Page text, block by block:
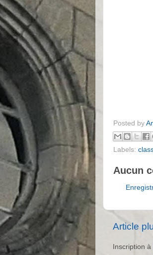
Posted by
Labels:
Aucun
Article
Inscription à